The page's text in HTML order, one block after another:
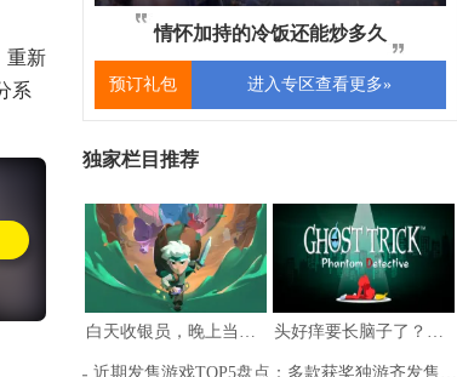
重新
系
情怀加持的冷饭还能炒多久
预订礼包 进入专区查看更多»
独家栏目推荐
白天收银员，晚上当勇者，《夜勤人2：无尽… 头好痒要长脑子了？盘点5款一玩就停不下的…
近期发售游戏TOP5盘点：多款获奖独游齐发售…